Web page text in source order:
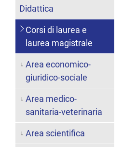
Didattica
Corsi di laurea e
laurea magistrale
Area economico-
giuridico-sociale
Area medico-
sanitaria-veterinaria
Area scientifica